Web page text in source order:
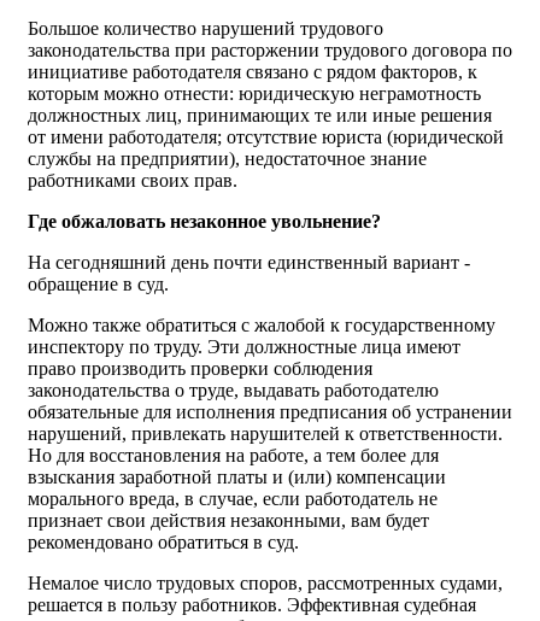
Большое количество нарушений трудового
законодательства при расторжении трудового договора по
инициативе работодателя связано с рядом факторов, к
которым можно отнести: юридическую неграмотность
должностных лиц, принимающих те или иные решения
от имени работодателя; отсутствие юриста (юридической
службы на предприятии), недостаточное знание
работниками своих прав.
Где обжаловать незаконное увольнение?
На сегодняшний день почти единственный вариант -
обращение в суд.
Можно также обратиться с жалобой к государственному
инспектору по труду. Эти должностные лица имеют
право производить проверки соблюдения
законодательства о труде, выдавать работодателю
обязательные для исполнения предписания об устранении
нарушений, привлекать нарушителей к ответственности.
Но для восстановления на работе, а тем более для
взыскания заработной платы и (или) компенсации
морального вреда, в случае, если работодатель не
признает свои действия незаконными, вам будет
рекомендовано обратиться в суд.
Немалое число трудовых споров, рассмотренных судами,
решается в пользу работников. Эффективная судебная